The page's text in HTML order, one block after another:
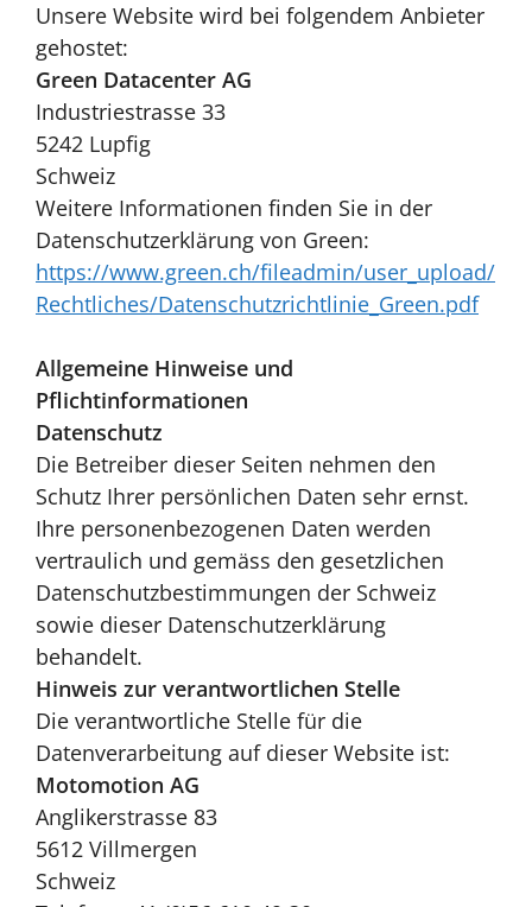
Unsere Website wird bei folgendem Anbieter
gehostet:
Green Datacenter AG
Industriestrasse 33
5242 Lupfig
Schweiz
Weitere Informationen finden Sie in der
Datenschutzerklärung von Green:
https://www.green.ch/fileadmin/user_upload/
Rechtliches/Datenschutzrichtlinie_Green.pdf
Allgemeine Hinweise und
Pflichtinformationen
Datenschutz
Die Betreiber dieser Seiten nehmen den
Schutz Ihrer persönlichen Daten sehr ernst.
Ihre personenbezogenen Daten werden
vertraulich und gemäss den gesetzlichen
Datenschutzbestimmungen der Schweiz
sowie dieser Datenschutzerklärung
behandelt.
Hinweis zur verantwortlichen Stelle
Die verantwortliche Stelle für die
Datenverarbeitung auf dieser Website ist:
Motomotion AG
Anglikerstrasse 83
5612 Villmergen
Schweiz